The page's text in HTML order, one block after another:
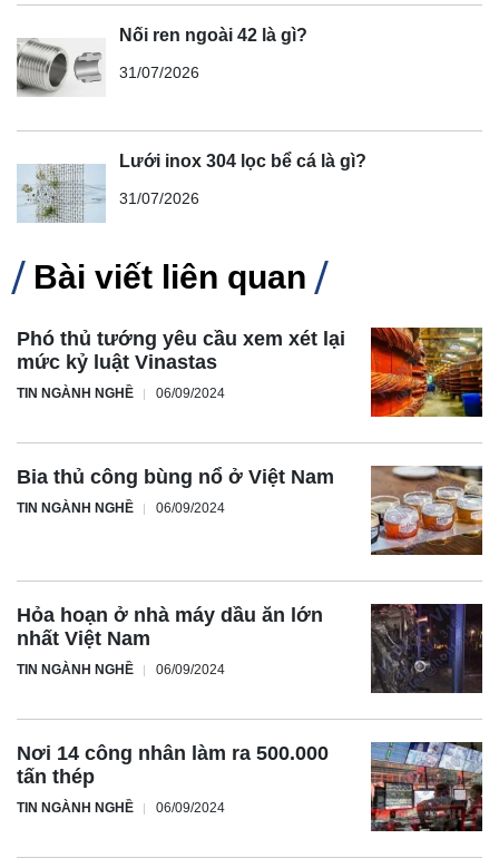
Nối ren ngoài 42 là gì?
31/07/2026
Lưới inox 304 lọc bể cá là gì?
31/07/2026
Bài viết liên quan
Phó thủ tướng yêu cầu xem xét lại
mức kỷ luật Vinastas
TIN NGÀNH NGHỀ 06/09/2024
Bia thủ công bùng nổ ở Việt Nam
TIN NGÀNH NGHỀ 06/09/2024
Hỏa hoạn ở nhà máy dầu ăn lớn
nhất Việt Nam
TIN NGÀNH NGHỀ 06/09/2024
Nơi 14 công nhân làm ra 500.000
tấn thép
TIN NGÀNH NGHỀ 06/09/2024